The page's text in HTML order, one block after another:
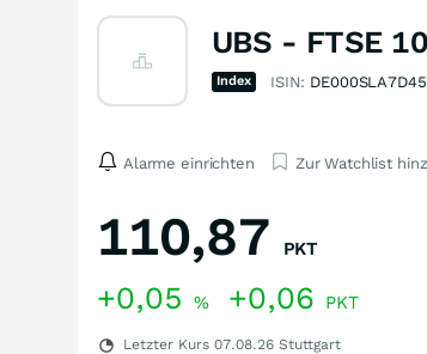
UBS - FTSE
Index ISIN: DE000SLA7D45
Alarme einrichten Zur Watchlist
110,87 PKT
+0,05 % +0,06 PKT
Letzter Kurs 07.08.26 Stuttgart